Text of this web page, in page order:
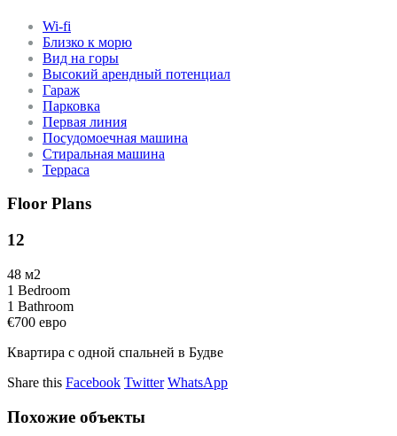
Wi-fi
Близко к морю
Вид на горы
Высокий арендный потенциал
Гараж
Парковка
Первая линия
Посудомоечная машина
Стиральная машина
Терраса
Floor Plans
12
48 м2
1 Bedroom
1 Bathroom
€700 евро
Квартира с одной спальней в Будве
Share this Facebook Twitter WhatsApp
Похожие объекты